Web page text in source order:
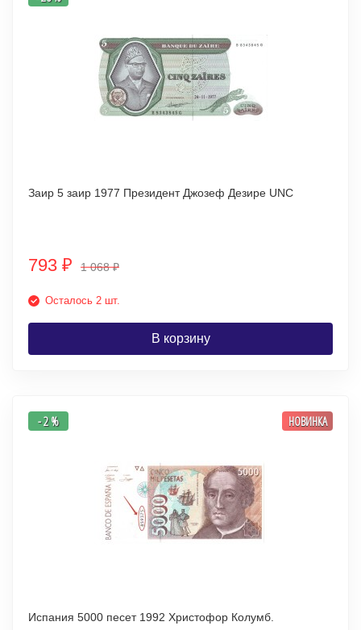
Заир 5 заир 1977 Президент Джозеф Дезире UNC
793 ₽ 1 068₽
Осталось 2 шт.
В корзину
- 2 % НОВИНКА
Испания 5000 песет 1992 Христофор Колумб.